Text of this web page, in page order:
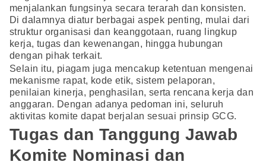
menjalankan fungsinya secara terarah dan konsisten.
Di dalamnya diatur berbagai aspek penting, mulai dari
struktur organisasi dan keanggotaan, ruang lingkup
kerja, tugas dan kewenangan, hingga hubungan
dengan pihak terkait.
Selain itu, piagam juga mencakup ketentuan mengenai
mekanisme rapat, kode etik, sistem pelaporan,
penilaian kinerja, penghasilan, serta rencana kerja dan
anggaran. Dengan adanya pedoman ini, seluruh
aktivitas komite dapat berjalan sesuai prinsip GCG.
Tugas dan Tanggung Jawab
Komite Nominasi dan